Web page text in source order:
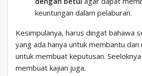
keuntungan dalam pelaburan.
Kesimpulanya, harus dingat bahawa
yang ada hanya untuk membantu dan
untuk membuat keputusan.
membuat kajian juga.